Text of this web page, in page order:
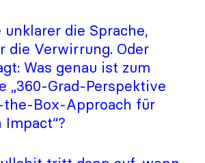
unklarer die Sprache,
die Verwirrung. Oder
Was genau ist zum
„360-Grad-Perspektive
Box-Approach für